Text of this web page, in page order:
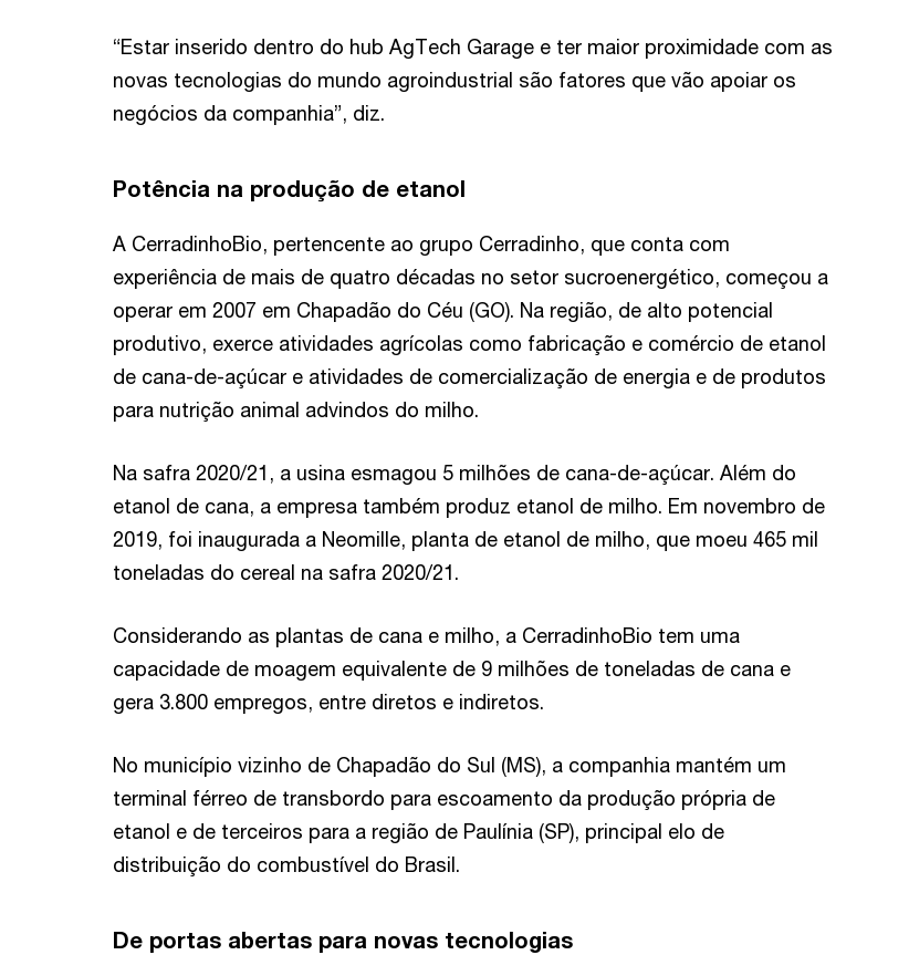
“Estar inserido dentro do hub AgTech Garage e ter maior proximidade com as
novas tecnologias do mundo agroindustrial são fatores que vão apoiar os
negócios da companhia”, diz.
Potência na produção de etanol
A CerradinhoBio, pertencente ao grupo Cerradinho, que conta com
experiência de mais de quatro décadas no setor sucroenergético, começou a
operar em 2007 em Chapadão do Céu (GO). Na região, de alto potencial
produtivo, exerce atividades agrícolas como fabricação e comércio de etanol
de cana-de-açúcar e atividades de comercialização de energia e de produtos
para nutrição animal advindos do milho.
Na safra 2020/21, a usina esmagou 5 milhões de cana-de-açúcar. Além do
etanol de cana, a empresa também produz etanol de milho. Em novembro de
2019, foi inaugurada a Neomille, planta de etanol de milho, que moeu 465 mil
toneladas do cereal na safra 2020/21.
Considerando as plantas de cana e milho, a CerradinhoBio tem uma
capacidade de moagem equivalente de 9 milhões de toneladas de cana e
gera 3.800 empregos, entre diretos e indiretos.
No município vizinho de Chapadão do Sul (MS), a companhia mantém um
terminal férreo de transbordo para escoamento da produção própria de
etanol e de terceiros para a região de Paulínia (SP), principal elo de
distribuição do combustível do Brasil.
De portas abertas para novas tecnologias